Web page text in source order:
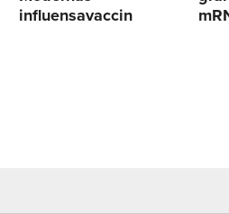
influensavaccin